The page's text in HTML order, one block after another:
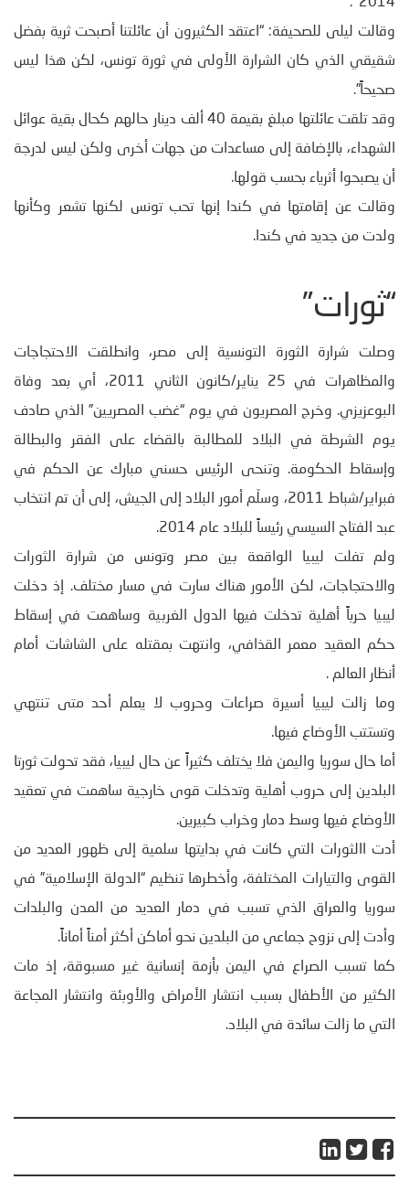
وقالت ليلى للصحيفة: “اعتقد الكثيرون أن عائلتنا أصبحت ثرية بفضل
شقيقي الذي كان الشرارة الأولى في ثورة تونس، لكن هذا ليس
صحيحاً”.
وقد تلقت عائلتها مبلغ بقيمة 40 ألف دينار حالهم كحال بقية عوائل
الشهداء، بالإضافة إلى مساعدات من جهات أخرى ولكن ليس لدرجة
أن يصبحوا أثرياء بحسب قولها.
وقالت عن إقامتها في كندا إنها تحب تونس لكنها تشعر وكأنها
ولدت من جديد في كندا.
“ثورات”
وصلت شرارة الثورة التونسية إلى مصر، وانطلقت الاحتجاجات
والمظاهرات في 25 يناير/كانون الثاني 2011، أي بعد وفاة
البوعزيزي. وخرج المصريون في يوم “غضب المصريين” الذي صادف
يوم الشرطة في البلاد للمطالبة بالقضاء على الفقر والبطالة
وإسقاط الحكومة. وتنحى الرئيس حسني مبارك عن الحكم في
فبراير/شباط 2011، وسلّم أمور البلاد إلى الجيش، إلى أن تم انتخاب
عبد الفتاح السيسي رئيساً للبلاد عام 2014.
ولم تفلت ليبيا الواقعة بين مصر وتونس من شرارة الثورات
والاحتجاجات، لكن الأمور هناك سارت في مسار مختلف. إذ دخلت
ليبيا حرباً أهلية تدخلت فيها الدول الغربية وساهمت في إسقاط
حكم العقيد معمر القذافي، وانتهت بمقتله على الشاشات أمام
أنظار العالم .
وما زالت ليبيا أسيرة صراعات وحروب لا يعلم أحد متى تنتهي
وتستتب الأوضاع فيها.
أما حال سوريا واليمن فلا يختلف كثيراً عن حال ليبيا، فقد تحولت ثورتا
البلدين إلى حروب أهلية وتدخلت قوى خارجية ساهمت في تعقيد
الأوضاع فيها وسط دمار وخراب كبيرين.
أدت االثورات التي كانت في بدايتها سلمية إلى ظهور العديد من
القوى والتيارات المختلفة، وأخطرها تنظيم “الدولة الإسلامية” في
سوريا والعراق الذي تسبب في دمار العديد من المدن والبلدات
وأدت إلى نزوح جماعي من البلدين نحو أماكن أكثر أمناً أماناً.
كما تسبب الصراع في اليمن بأزمة إنسانية غير مسبوقة، إذ مات
الكثير من الأطفال بسبب انتشار الأمراض والأوبئة وانتشار المجاعة
التي ما زالت سائدة في البلاد.